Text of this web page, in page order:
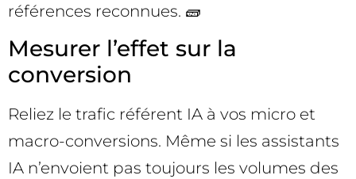
références reconnues. 🧱
Mesurer l’effet sur la
conversion
Reliez le trafic référent IA à vos micro et
macro-conversions. Même si les assistants
IA n’envoient pas toujours les volumes des